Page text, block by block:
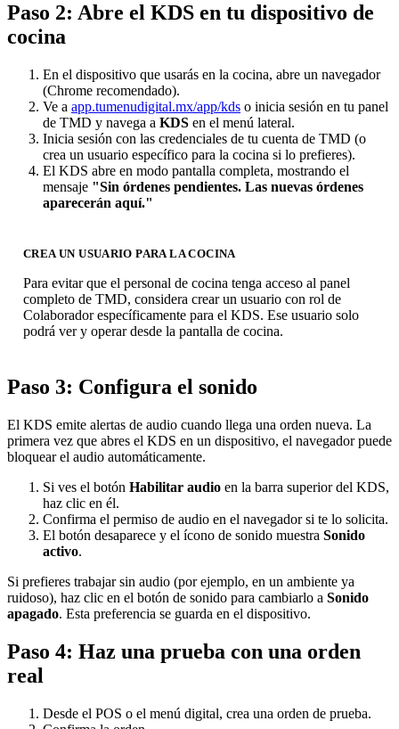
Paso 2: Abre el KDS en tu dispositivo de
cocina
En el dispositivo que usarás en la cocina, abre un navegador
(Chrome recomendado).
Ve a app.tumenudigital.mx/app/kds o inicia sesión en tu panel
de TMD y navega a KDS en el menú lateral.
Inicia sesión con las credenciales de tu cuenta de TMD (o
crea un usuario específico para la cocina si lo prefieres).
El KDS abre en modo pantalla completa, mostrando el
mensaje "Sin órdenes pendientes. Las nuevas órdenes
aparecerán aquí."
CREA UN USUARIO PARA LA COCINA
Para evitar que el personal de cocina tenga acceso al panel
completo de TMD, considera crear un usuario con rol de
Colaborador específicamente para el KDS. Ese usuario solo
podrá ver y operar desde la pantalla de cocina.
Paso 3: Configura el sonido
El KDS emite alertas de audio cuando llega una orden nueva. La
primera vez que abres el KDS en un dispositivo, el navegador puede
bloquear el audio automáticamente.
Si ves el botón Habilitar audio en la barra superior del KDS,
haz clic en él.
Confirma el permiso de audio en el navegador si te lo solicita.
El botón desaparece y el ícono de sonido muestra Sonido
activo.
Si prefieres trabajar sin audio (por ejemplo, en un ambiente ya
ruidoso), haz clic en el botón de sonido para cambiarlo a Sonido
apagado. Esta preferencia se guarda en el dispositivo.
Paso 4: Haz una prueba con una orden
real
Desde el POS o el menú digital, crea una orden de prueba.